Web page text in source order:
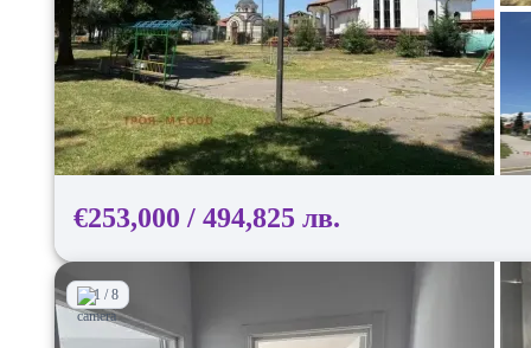
€253,000 / 494,825 лв.
1 / 8